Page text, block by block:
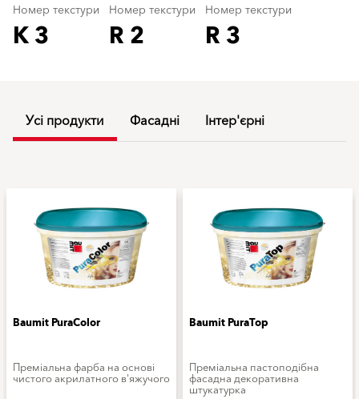
Номер текстури
K 3
Номер текстури
R 2
Номер текстури
R 3
Усі продукти Фасадні Інтер'єрні
Baumit PuraColor
Преміальна фарба на основі
чистого акрилатного в'яжучого
Baumit PuraTop
Преміальна пастоподібна
фасадна декоративна
штукатурка